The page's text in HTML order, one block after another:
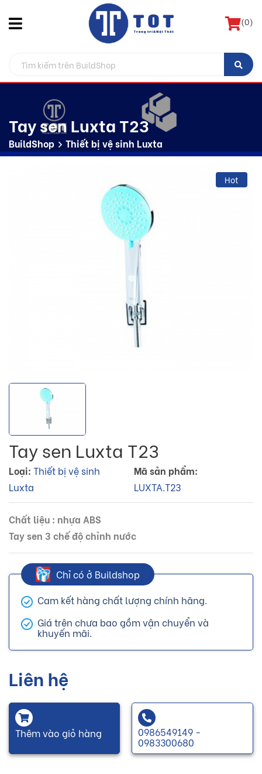
(0)
Tay sen Luxta T23
BuildShop Thiết bị vệ sinh Luxta
Hot
Tay sen Luxta T23
Loại: Thiết bị vệ sinh
Luxta
Mã sản phẩm:
LUXTA.T23
Chất liệu : nhựa ABS
Tay sen 3 chế độ chỉnh nước
Chỉ có ở Buildshop
Cam kết hàng chất lượng chính hãng.
Giá trên chưa bao gồm vận chuyển và
khuyến mãi.
Liên hệ
Thêm vào giỏ hàng 0986549149 -
0983300680